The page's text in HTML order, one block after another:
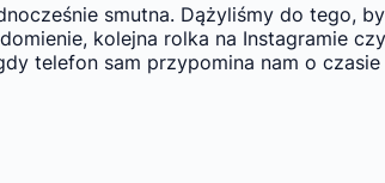
smutna. Dążyliśmy do tego,
kolejna rolka na Instagramie
telefon sam przypomina nam o